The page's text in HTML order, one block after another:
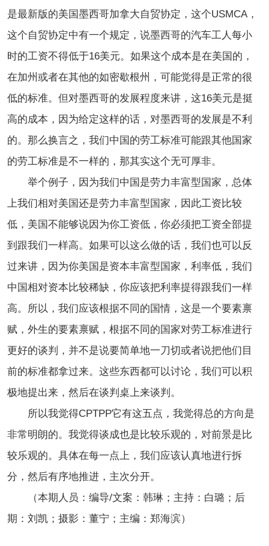
是最新版的美国墨西哥加拿大自贸协定，这个USMCA，
这个自贸协定中有一个规定，说墨西哥的汽车工人每小
时的工资不得低于16美元。如果这个成本是在美国的，
在加州或者在其他的如密歇根州，可能觉得是正常的很
低的标准。但对墨西哥的发展程度来讲，这16美元是挺
高的成本，因为给定这样的话，对墨西哥的发展是不利
的。那么换言之，我们中国的劳工标准可能跟其他国家
的劳工标准是不一样的，那其实这个无可厚非。
举个例子，因为我们中国是劳力丰富型国家，总体
上我们相对美国还是劳力丰富型国家，因此工资比较
低，美国不能够说因为你工资低，你必须把工资全部提
到跟我们一样高。如果可以这么做的话，我们也可以反
过来讲，因为你美国是资本丰富型国家，利率低，我们
中国相对资本比较稀缺，你应该把利率提得跟我们一样
高。所以，我们应该根据不同的国情，这是一个要素禀
赋，外生的要素禀赋，根据不同的国家对劳工标准进行
更好的谈判，并不是说要简单地一刀切或者说把他们目
前的标准都拿过来。这些东西都可以讨论，我们可以积
极地提出来，然后在谈判桌上来谈判。
所以我觉得CPTPP它有这五点，我觉得总的方向是
非常明朗的。我觉得谈成也是比较乐观的，对前景是比
较乐观的。具体在每一点上，我们应该认真地进行拆
分，然后有序地推进，主次分开。
（本期人员：编导/文案：韩琳；主持：白璐；后
期：刘凯；摄影：董宁；主编：郑海滨）